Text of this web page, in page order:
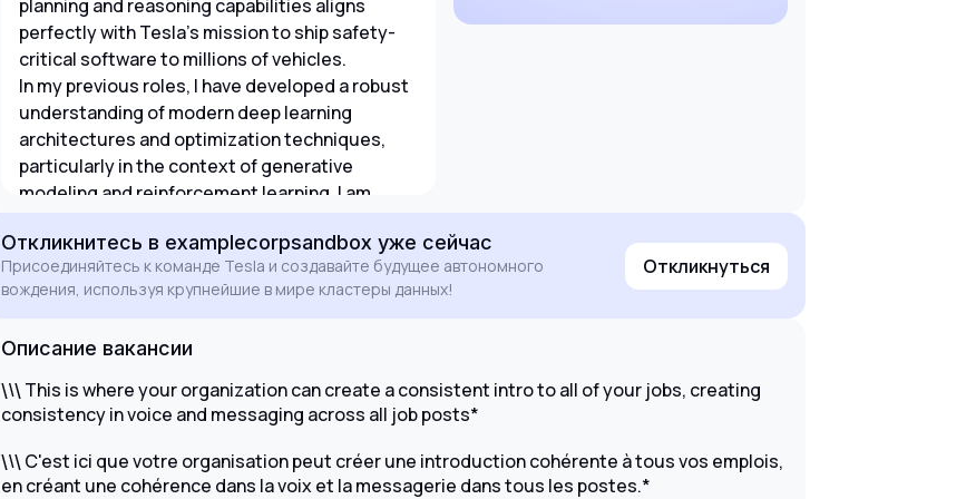
planning and reasoning capabilities aligns
perfectly with Tesla's mission to ship safety-
critical software to millions of vehicles.
In my previous roles, I have developed a robust
understanding of modern deep learning
architectures and optimization techniques,
particularly in the context of generative
modeling and reinforcement learning. I am
to not only design sophisticated models but
also ensure their seamless integration into
production-quality firmware. I am particularly
to work on a lean, high-impact team where my
contributions will directly influence the safety
and efficiency of Tesla's global fleet.
Откликнитесь в examplecorpsandbox уже сейчас
Присоединяйтесь к команде Tesla и создавайте будущее автономного
вождения, используя крупнейшие в мире кластеры данных!
Откликнуться
Описание вакансии
\\\ This is where your organization can create a consistent intro to all of your jobs, creating
consistency in voice and messaging across all job posts*
\\\ C'est ici que votre organisation peut créer une introduction cohérente à tous vos emplois,
en créant une cohérence dans la voix et la messagerie dans tous les postes.*